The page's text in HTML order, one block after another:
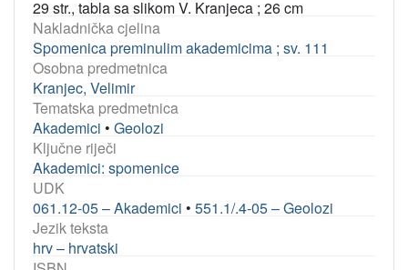
29 str., tabla sa slikom V. Kranjeca ; 26 cm
Nakladnička cjelina
Spomenica preminulim akademicima ; sv. 111
Osobna predmetnica
Kranjec, Velimir
Tematska predmetnica
Akademici • Geolozi
Ključne riječi
Akademici: spomenice
UDK
061.12-05 – Akademici • 551.1/.4-05 – Geolozi
Jezik teksta
hrv – hrvatski